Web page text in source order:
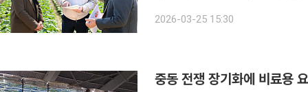
능성이 제기되는 가운데, 봄배추 재배
2026-03-25 15:30
중동 전쟁 장기화에 비료용